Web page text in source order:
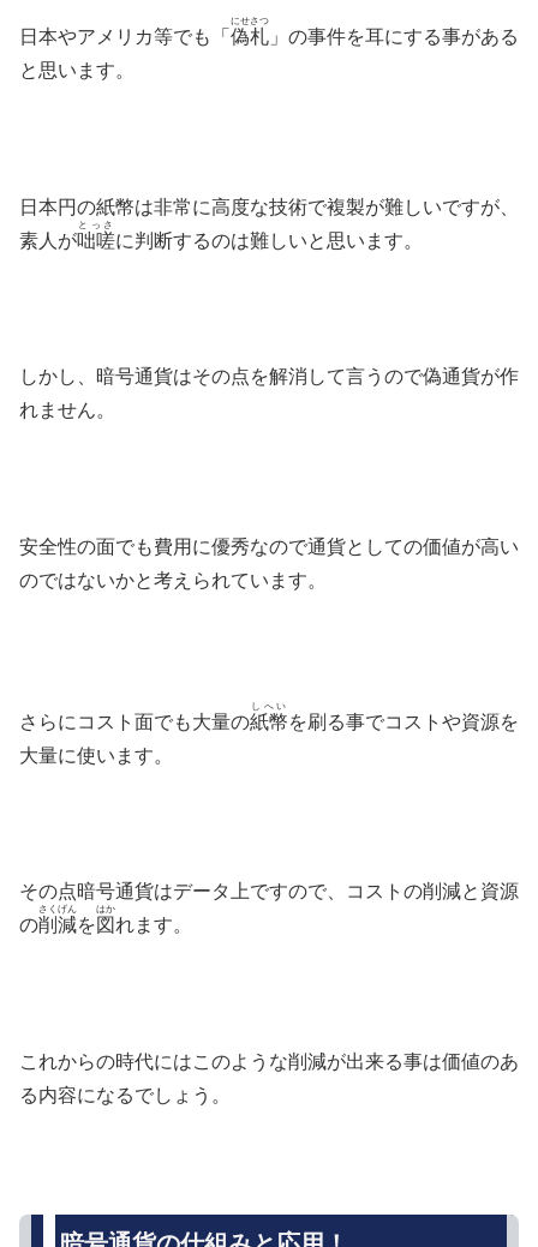
日本やアメリカ等でも「 偽札
にせさつ
」の事件を耳にする事がある
と思います。
日本円の紙幣は非常に高度な技術で複製が難しいですが、
素人が咄嗟
とっさ
に判断するのは難しいと思います。
しかし、暗号通貨はその点を解消して言うので偽通貨が作
れません。
安全性の面でも費用に優秀なので通貨としての価値が高い
のではないかと考えられています。
さらにコスト面でも大量の紙幣
しへい
を刷る事でコストや資源を
大量に使います。
その点暗号通貨はデータ上ですので、コストの削減と資源
の削減
さくげん
を図
はか
れます。
これからの時代にはこのような削減が出来る事は価値のあ
る内容になるでしょう。